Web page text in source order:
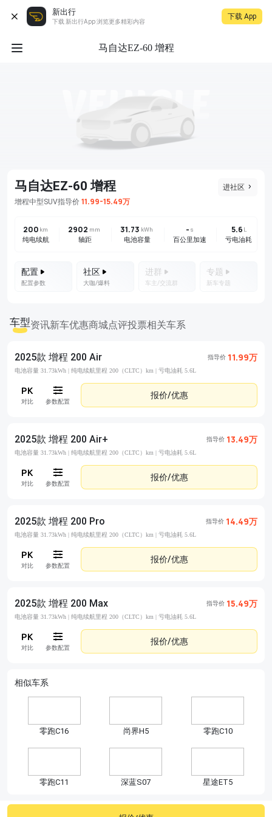
新出行
下载 新出行App 浏览更多精彩内容
下载 App
马自达EZ-60 增程
进社区
马自达EZ-60 增程
增程中型SUV指导价 11.99-15.49万
200 km
纯电续航
2902 mm
轴距
31.73 kWh
电池容量
- s
百公里加速
5.6 L
亏电油耗
配置
配置参数
社区
大咖/爆料
进群
车主/交流群
专题
新车专题
车型资讯新车优惠商城点评投票相关车系
2025款 增程 200 Air 指导价 11.99万
电池容量 31.73kWh | 纯电续航里程 200（CLTC）km | 亏电油耗 5.6L
对比 参数配置
报价/优惠
2025款 增程 200 Air+ 指导价 13.49万
电池容量 31.73kWh | 纯电续航里程 200（CLTC）km | 亏电油耗 5.6L
对比 参数配置
报价/优惠
2025款 增程 200 Pro 指导价 14.49万
电池容量 31.73kWh | 纯电续航里程 200（CLTC）km | 亏电油耗 5.6L
对比 参数配置
报价/优惠
2025款 增程 200 Max 指导价 15.49万
电池容量 31.73kWh | 纯电续航里程 200（CLTC）km | 亏电油耗 5.6L
对比 参数配置
报价/优惠
相似车系
零跑C16 尚界H5 零跑C10
零跑C11 深蓝S07 星途ET5